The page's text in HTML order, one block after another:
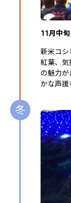
11月中
新米コシ
紅葉、気
の魅力が
かな声援
冬